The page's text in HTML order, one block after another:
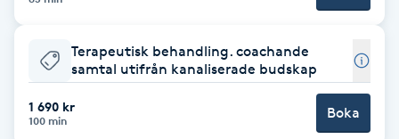
Barnklippning
BIAB
Terapeutisk behandling. coachande
samtal utifrån kanaliserade budskap
1 690 kr
100 min Boka